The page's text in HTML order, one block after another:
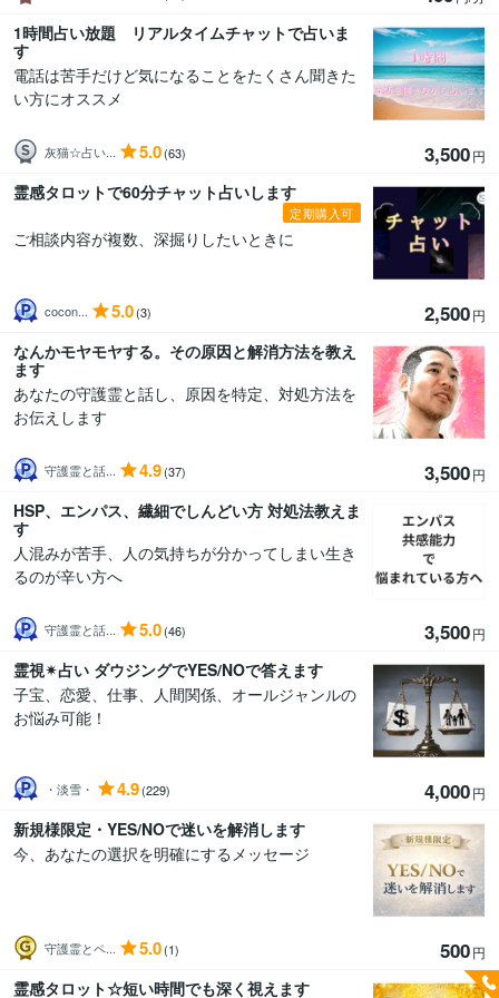
1時間占い放題 リアルタイムチャットで占いま
す
電話は苦手だけど気になることをたくさん聞きた
い方にオススメ
灰猫☆占い... 5.0(63) 3,500円
霊感タロットで60分チャット占いします
定期購入可
ご相談内容が複数、深掘りしたいときに
cocon... 5.0(3) 2,500円
なんかモヤモヤする。その原因と解消方法を教え
ます
あなたの守護霊と話し、原因を特定、対処方法を
お伝えします
守護霊と話... 4.9(37) 3,500円
HSP、エンパス、繊細でしんどい方 対処法教えま
す
人混みが苦手、人の気持ちが分かってしまい生き
るのが辛い方へ
守護霊と話... 5.0(46) 3,500円
霊視✴︎占い ダウジングでYES/NOで答えます
子宝、恋愛、仕事、人間関係、オールジャンルの
お悩み可能！
・淡雪・ 4.9(229) 4,000円
新規様限定・YES/NOで迷いを解消します
今、あなたの選択を明確にするメッセージ
守護霊とペ... 5.0(1) 500円
霊感タロット☆短い時間でも深く視えます